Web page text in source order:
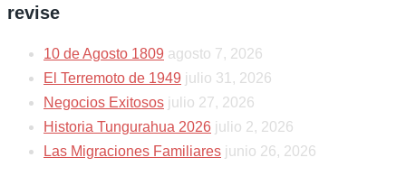
revise
10 de Agosto 1809 agosto 7, 2026
El Terremoto de 1949 julio 31, 2026
Negocios Exitosos julio 27, 2026
Historia Tungurahua 2026 julio 2, 2026
Las Migraciones Familiares junio 26, 2026